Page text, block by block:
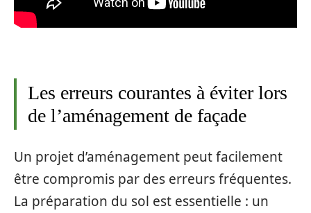
Les erreurs courantes à éviter lors
de l’aménagement de façade
Un projet d’aménagement peut facilement
être compromis par des erreurs fréquentes.
La préparation du sol est essentielle : un